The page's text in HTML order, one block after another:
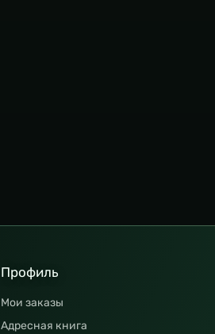
Профиль
Мои заказы
Адресная книга